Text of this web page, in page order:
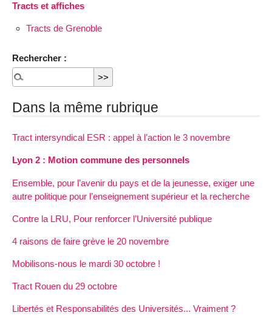
Tracts et affiches
Tracts de Grenoble
Rechercher :
Dans la même rubrique
Tract intersyndical ESR : appel à l’action le 3 novembre
Lyon 2 : Motion commune des personnels
Ensemble, pour l’avenir du pays et de la jeunesse, exiger une
autre politique pour l’enseignement supérieur et la recherche
Contre la LRU, Pour renforcer l’Université publique
4 raisons de faire grève le 20 novembre
Mobilisons-nous le mardi 30 octobre !
Tract Rouen du 29 octobre
Libertés et Responsabilités des Universités... Vraiment ?